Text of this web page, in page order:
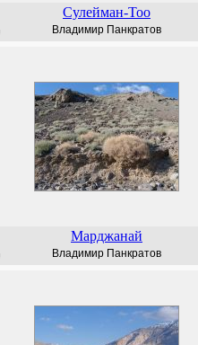
Сулейман-Тоо
Владимир Панкратов
Марджанай
Владимир Панкратов